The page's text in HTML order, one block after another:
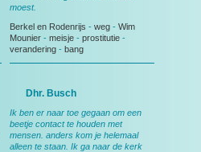
moest.
Berkel en Rodenrijs - weg - Wim
Mounier - meisje - prostitutie -
verandering - bang
Dhr. Busch
Ik ben er naar toe gegaan om een
beetje contact te houden met
mensen. anders kom je helemaal
alleen te staan. Ik ga naar de kerk